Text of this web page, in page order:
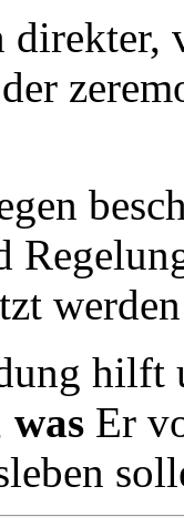
direkter,
hilft
was Er